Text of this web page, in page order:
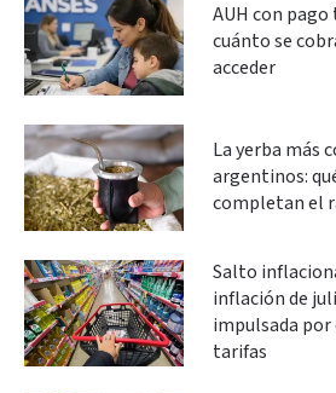
AUH con
cuánto se
acceder
La yerba más
argentinos:
completan el
Salto
inflación de
impulsada
tarifas